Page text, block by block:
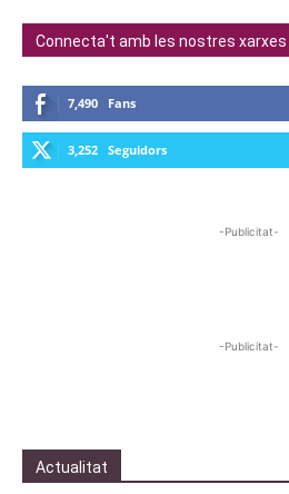
Connecta't amb les nostres xarxes
7,490 Fans
3,252 Seguidors
-Publicitat-
-Publicitat-
Actualitat